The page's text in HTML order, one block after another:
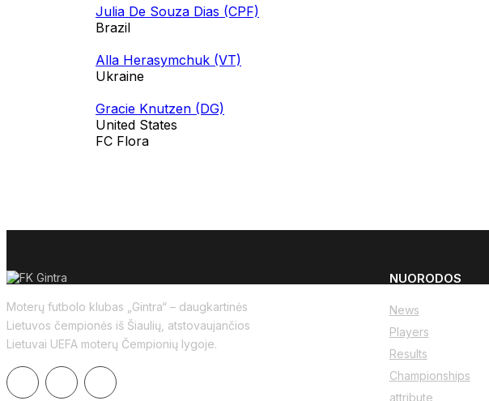
Julia De Souza Dias (CPF)
Brazil
Alla Herasymchuk (VT)
Ukraine
Gracie Knutzen (DG)
United States
FC Flora
Moterų futbolo klubas „Gintra“ – daugkartinės
Lietuvos čempionės iš Šiaulių, atstovaujančios
Lietuvai UEFA moterų Čempionių lygoje.
NUORODOS
News
Players
Results
Championships
attribute